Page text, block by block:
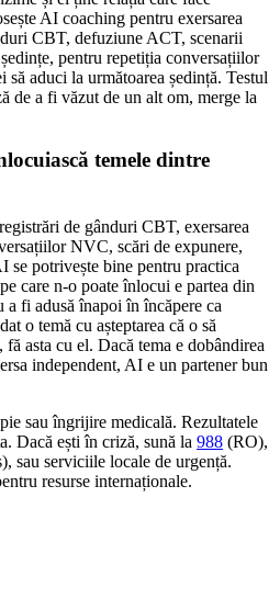
AI coaching pentru exersarea
CBT, defuziune ACT, scenarii
pentru repetiția conversațiilor
să aduci la următoarea ședință. Testul
de a fi văzut de un alt om, merge la
temele dintre
de gânduri CBT, exersarea
NVC, scări de expunere,
potrivește bine pentru practica
care n-o poate înlocui e partea din
a fi adusă înapoi în încăpere ca
o temă cu așteptarea că o să
asta cu el. Dacă tema e dobândirea
independent, AI e un partener bun
sau îngrijire medicală. Rezultatele
Dacă ești în criză, sună la 988 (RO),
sau serviciile locale de urgență.
resurse internaționale.